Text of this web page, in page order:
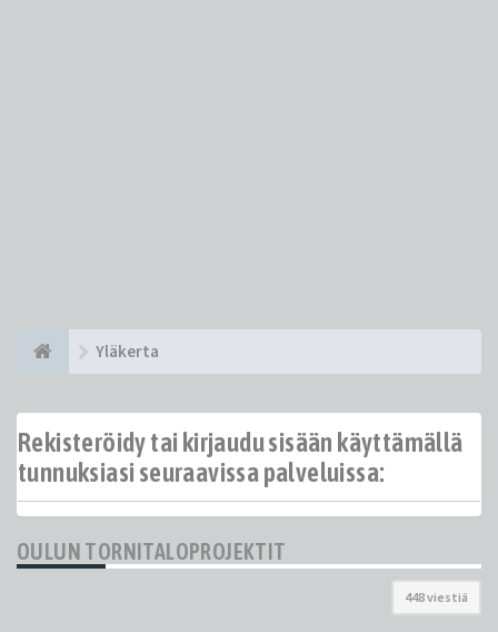
Yläkerta
Rekisteröidy tai kirjaudu sisään käyttämällä
tunnuksiasi seuraavissa palveluissa:
OULUN TORNITALOPROJEKTIT
448 viestiä